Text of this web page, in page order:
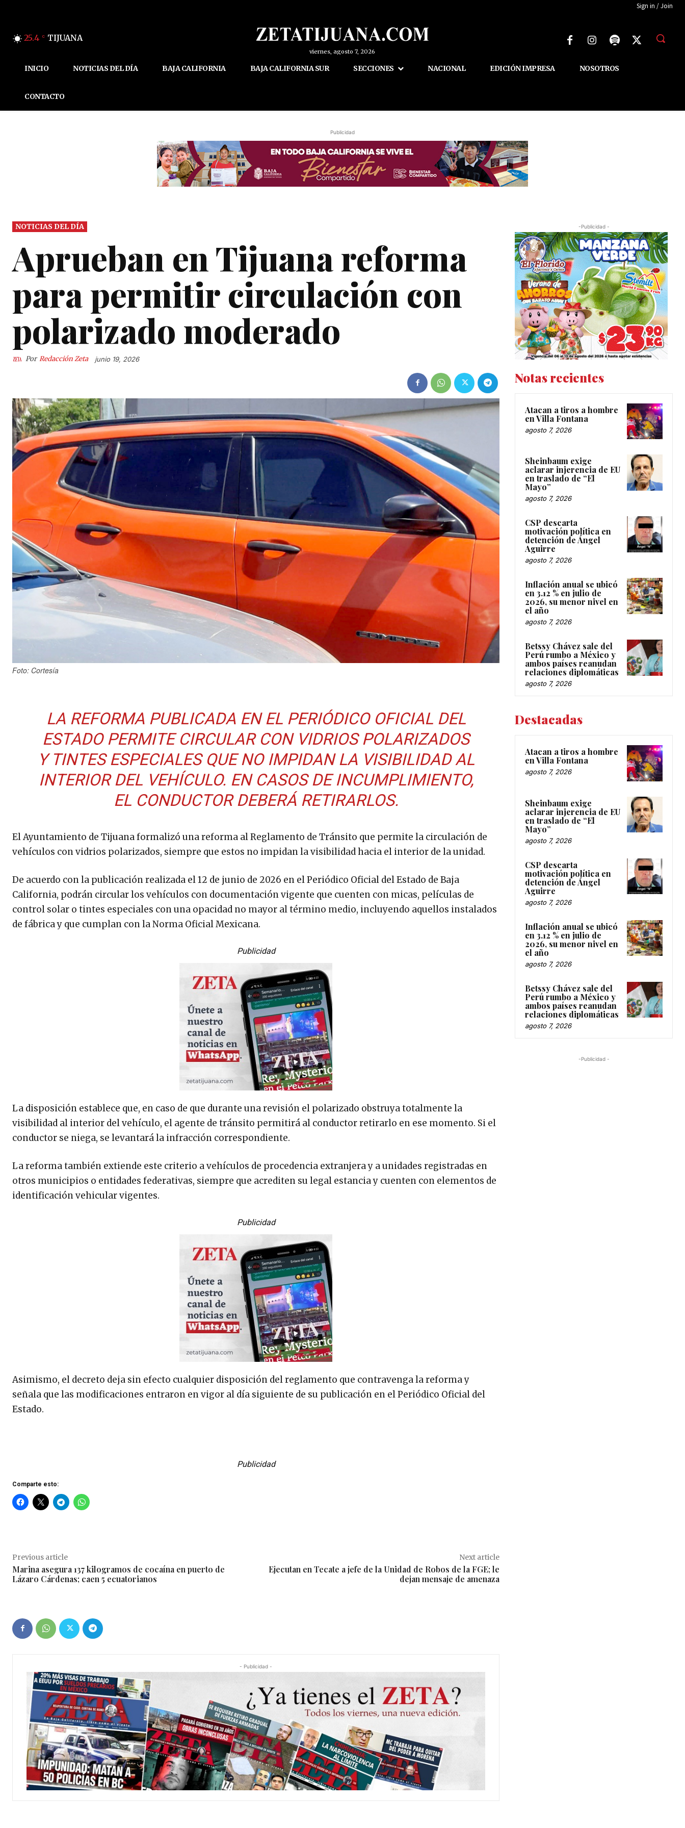
Sign in / Join
25.4 C TIJUANA
viernes, agosto 7, 2026
INICIO NOTICIAS DEL DÍA BAJA CALIFORNIA BAJA CALIFORNIA SUR SECCIONES NACIONAL EDICIÓN IMPRESA NOSOTROS
CONTACTO
Publicidad
NOTICIAS DEL DÍA
Aprueban en Tijuana reforma
para permitir circulación con
polarizado moderado
Por Redacción Zeta junio 19, 2026
Foto: Cortesía
LA REFORMA PUBLICADA EN EL PERIÓDICO OFICIAL DEL
ESTADO PERMITE CIRCULAR CON VIDRIOS POLARIZADOS
Y TINTES ESPECIALES QUE NO IMPIDAN LA VISIBILIDAD AL
INTERIOR DEL VEHÍCULO. EN CASOS DE INCUMPLIMIENTO,
EL CONDUCTOR DEBERÁ RETIRARLOS.
El Ayuntamiento de Tijuana formalizó una reforma al Reglamento de Tránsito que permite la circulación de
vehículos con vidrios polarizados, siempre que estos no impidan la visibilidad hacia el interior de la unidad.
De acuerdo con la publicación realizada el 12 de junio de 2026 en el Periódico Oficial del Estado de Baja
California, podrán circular los vehículos con documentación vigente que cuenten con micas, películas de
control solar o tintes especiales con una opacidad no mayor al término medio, incluyendo aquellos instalados
de fábrica y que cumplan con la Norma Oficial Mexicana.
Publicidad
La disposición establece que, en caso de que durante una revisión el polarizado obstruya totalmente la
visibilidad al interior del vehículo, el agente de tránsito permitirá al conductor retirarlo en ese momento. Si el
conductor se niega, se levantará la infracción correspondiente.
La reforma también extiende este criterio a vehículos de procedencia extranjera y a unidades registradas en
otros municipios o entidades federativas, siempre que acrediten su legal estancia y cuenten con elementos de
identificación vehicular vigentes.
Publicidad
Asimismo, el decreto deja sin efecto cualquier disposición del reglamento que contravenga la reforma y
señala que las modificaciones entraron en vigor al día siguiente de su publicación en el Periódico Oficial del
Estado.
Publicidad
Comparte esto:
Previous article
Marina asegura 137 kilogramos de cocaína en puerto de
Lázaro Cárdenas; caen 5 ecuatorianos
Next article
Ejecutan en Tecate a jefe de la Unidad de Robos de la FGE; le
dejan mensaje de amenaza
- Publicidad -
-Publicidad -
Notas recientes
Atacan a tiros a hombre
en Villa Fontana
agosto 7, 2026
Sheinbaum exige
aclarar injerencia de EU
en traslado de “El
Mayo”
agosto 7, 2026
CSP descarta
motivación política en
detención de Ángel
Aguirre
agosto 7, 2026
Inflación anual se ubicó
en 3.12 % en julio de
2026, su menor nivel en
el año
agosto 7, 2026
Betssy Chávez sale del
Perú rumbo a México y
ambos países reanudan
relaciones diplomáticas
agosto 7, 2026
Destacadas
Atacan a tiros a hombre
en Villa Fontana
agosto 7, 2026
Sheinbaum exige
aclarar injerencia de EU
en traslado de “El
Mayo”
agosto 7, 2026
CSP descarta
motivación política en
detención de Ángel
Aguirre
agosto 7, 2026
Inflación anual se ubicó
en 3.12 % en julio de
2026, su menor nivel en
el año
agosto 7, 2026
Betssy Chávez sale del
Perú rumbo a México y
ambos países reanudan
relaciones diplomáticas
agosto 7, 2026
-Publicidad -